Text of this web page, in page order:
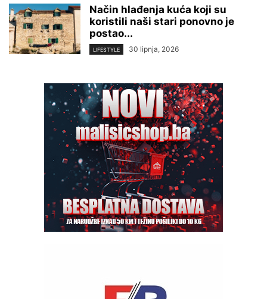
Način hlađenja kuća koji su
koristili naši stari ponovno je
postao...
LIFESTYLE 30 lipnja, 2026